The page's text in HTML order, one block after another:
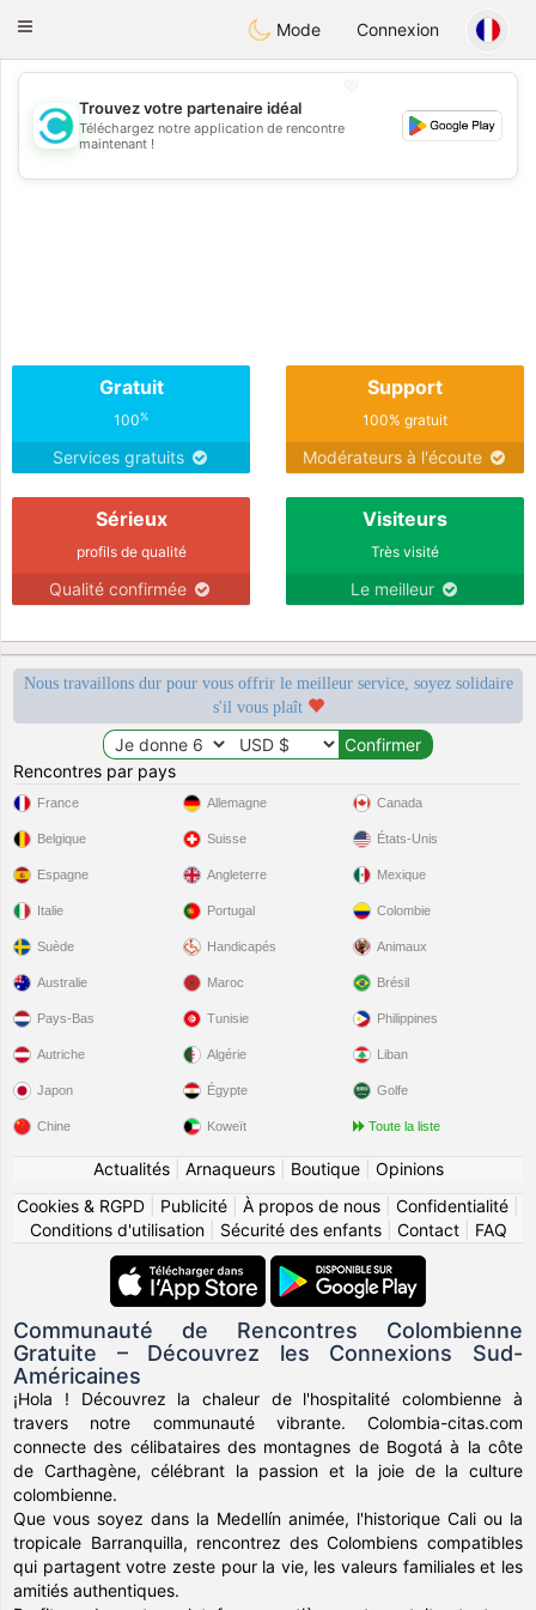
olombiaCitas
Toggle
Mode Connexion
💖
💕
Trouvez votre partenaire idéal
Téléchargez notre application de rencontre
maintenant !
Gratuit
100%
Services gratuits
Support
100% gratuit
Modérateurs à l'écoute
Sérieux
profils de qualité
Qualité confirmée
Visiteurs
Très visité
Le meilleur
Nous travaillons dur pour vous offrir le meilleur service, soyez solidaire
s'il vous plaît
Rencontres par pays
France
Belgique
Espagne
Italie
Suède
Allemagne
Suisse
Angleterre
Portugal
Handicapés
Canada
États-Unis
Mexique
Colombie
Animaux
Australie
Pays-Bas
Autriche
Japon
Chine
Maroc
Tunisie
Algérie
Égypte
Koweït
Brésil
Philippines
Liban
Golfe
Toute la liste
Actualités| Arnaqueurs| Boutique| Opinions
Cookies & RGPD
Publicité À propos de nous Confidentialité
Conditions d'utilisation| Sécurité des enfants| Contact| FAQ
Communauté de Rencontres Colombienne
Gratuite – Découvrez les Connexions Sud-
Américaines
¡Hola ! Découvrez la chaleur de l'hospitalité colombienne à
travers notre communauté vibrante. Colombia-citas.com
connecte des célibataires des montagnes de Bogotá à la côte
de Carthagène, célébrant la passion et la joie de la culture
colombienne.
Que vous soyez dans la Medellín animée, l'historique Cali ou la
tropicale Barranquilla, rencontrez des Colombiens compatibles
qui partagent votre zeste pour la vie, les valeurs familiales et les
amitiés authentiques.